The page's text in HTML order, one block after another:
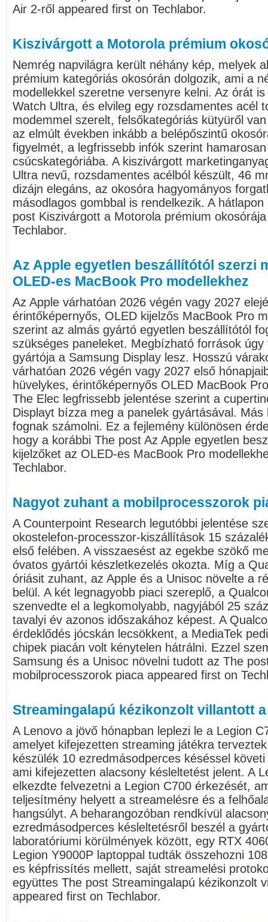
Air 2-ről appeared first on Techlabor.
Kiszivárgott a Motorola prémium
Nemrég napvilágra került néhány kép, melyek
prémium kategóriás okosórán dolgozik, ami a
modellekkel szeretne versenyre kelni. Az órát
Watch Ultra, és elvileg egy rozsdamentes acél
modemmel szerelt, felsőkategóriás kütyüről
az elmúlt években inkább a belépőszintű
figyelmét, a legfrissebb infók szerint
csúcskategóriába. A kiszivárgott
Ultra nevű, rozsdamentes acélból készült, 46
dizájn elegáns, az okosóra hagyományos
másodlagos gombbal is rendelkezik. A
post Kiszivárgott a Motorola prémium
Techlabor.
Az Apple egyetlen beszállítótól szerzi
OLED-es MacBook Pro modellekhez
Az Apple várhatóan 2026 végén vagy 2027
érintőképernyős, OLED kijelzős MacBook Pro
szerint az almás gyártó egyetlen beszállítótól
szükséges paneleket. Megbízható források
gyártója a Samsung Display lesz. Hosszú
várhatóan 2026 végén vagy 2027 első
hüvelykes, érintőképernyős OLED MacBook
The Elec legfrissebb jelentése szerint a
Displayt bízza meg a panelek gyártásával.
fognak számolni. Ez a fejlemény különösen
hogy a korábbi The post Az Apple egyetlen
kijelzőket az OLED-es MacBook Pro
Techlabor.
Nagyot zuhant a mobilprocesszorok
A Counterpoint Research legutóbbi jelentése
okostelefon-processzor-kiszállítások 15
első felében. A visszaesést az egekbe szökő
óvatos gyártói készletkezelés okozta. Míg a
óriásit zuhant, az Apple és a Unisoc növelte a
belül. A két legnagyobb piaci szereplő, a
szenvedte el a legkomolyabb, nagyjából 25
tavalyi év azonos időszakához képest. A
érdeklődés jócskán lecsökkent, a MediaTek
chipek piacán volt kénytelen hátrálni. Ezzel
Samsung és a Unisoc növelni tudott az The
mobilprocesszorok piaca appeared first on
Streamingalapú kézikonzolt villantott
A Lenovo a jövő hónapban leplezi le a Legion
amelyet kifejezetten streaming játékra
készülék 10 ezredmásodperces késéssel
ami kifejezetten alacsony késleltetést jelent. A
elkezdte felvezetni a Legion C700 érkezését,
teljesítmény helyett a streamelésre és a
hangsúlyt. A beharangozóban rendkívül
ezredmásodperces késleltetésről beszél a
laboratóriumi körülmények között, egy RTX
Legion Y9000P laptoppal tudták összehozni
es képfrissítés mellett, saját streamelési
együttes The post Streamingalapú kézikonzolt
appeared first on Techlabor.